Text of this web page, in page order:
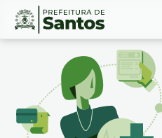
Ir
Conteúdo